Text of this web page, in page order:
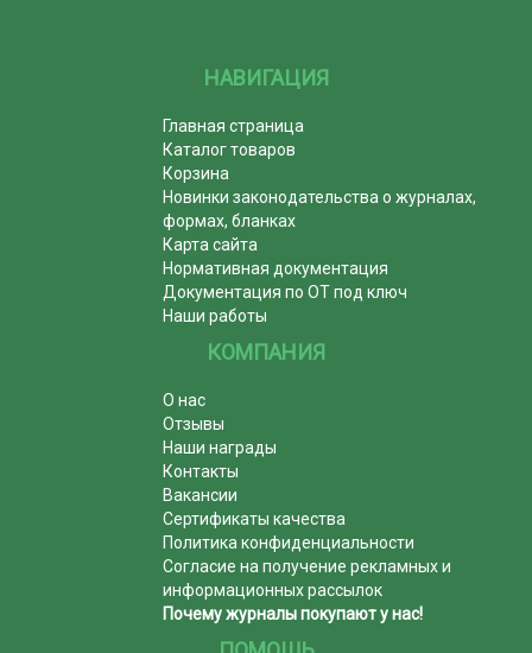
НАВИГАЦИЯ
Главная страница
Каталог товаров
Корзина
Новинки законодательства о журналах,
формах, бланках
Карта сайта
Нормативная документация
Документация по ОТ под ключ
Наши работы
КОМПАНИЯ
О нас
Отзывы
Наши награды
Контакты
Вакансии
Сертификаты качества
Политика конфиденциальности
Согласие на получение рекламных и
информационных рассылок
Почему журналы покупают у нас!